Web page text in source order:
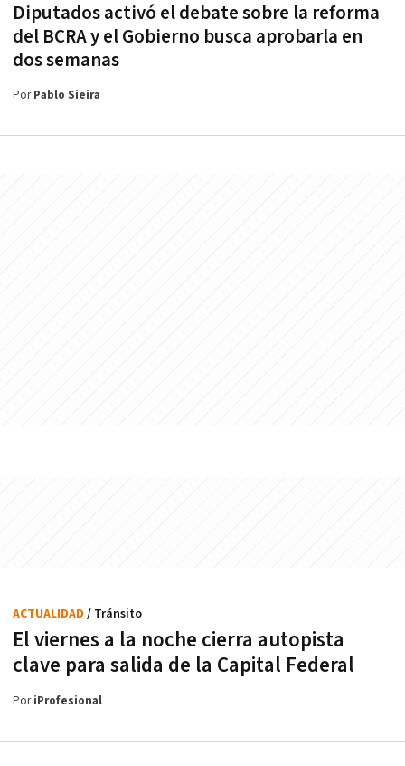
Diputados activó el debate sobre la reforma
del BCRA y el Gobierno busca aprobarla en
dos semanas
PorPablo Sieira
El viernes a la noche cierra autopista
clave para salida de la Capital Federal
ACTUALIDAD / Tránsito
PoriProfesional